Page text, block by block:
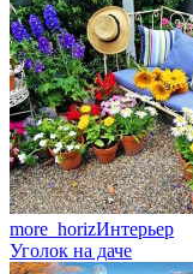
more_horizИнтерьер
Уголок на даче